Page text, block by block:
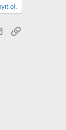
ol.
E-posta